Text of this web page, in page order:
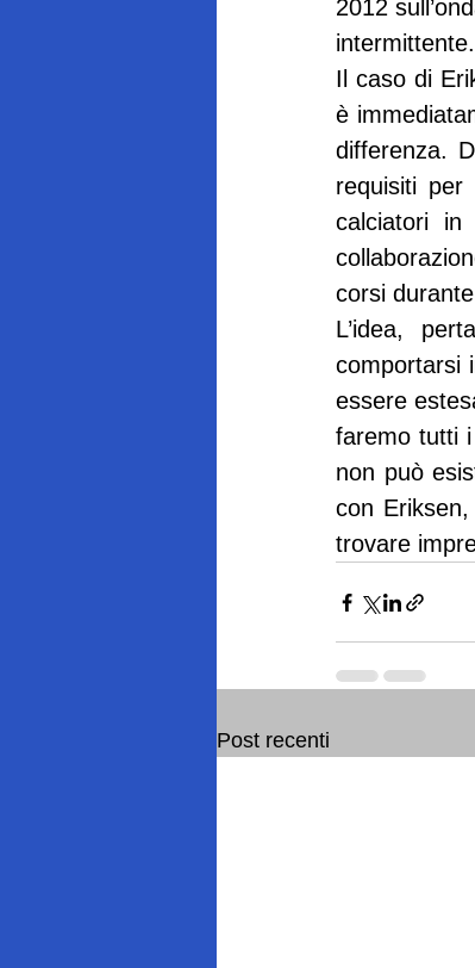
2012
intermittente.
Il caso di
è
differenza.
requisiti per
calciatori in
corsi
L’idea,
comportarsi
essere
faremo tutti
non può
con
trovare
Post recenti